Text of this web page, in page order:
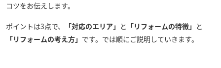
コツをお伝えします。
ポイントは3点で、 「対応のエリア」 と 「リフォームの特徴」 と
「リフォームの考え方」 です。では順にご説明していきます。